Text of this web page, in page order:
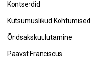
Kontserdid
Kutsumuslikud Kohtumised
Õndsakskuulutamine
Paavst Franciscus